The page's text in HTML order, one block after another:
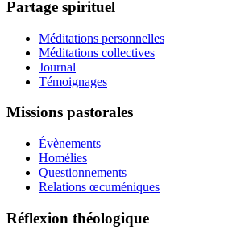
Partage spirituel
Méditations personnelles
Méditations collectives
Journal
Témoignages
Missions pastorales
Évènements
Homélies
Questionnements
Relations œcuméniques
Réflexion théologique